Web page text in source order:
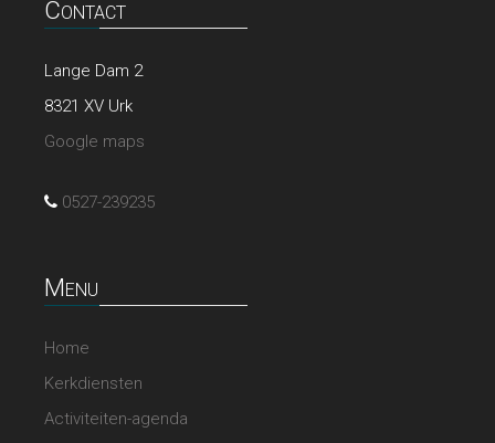
Contact
Lange Dam 2
8321 XV Urk
Google maps
0527-239235
Menu
Home
Kerkdiensten
Activiteiten-agenda